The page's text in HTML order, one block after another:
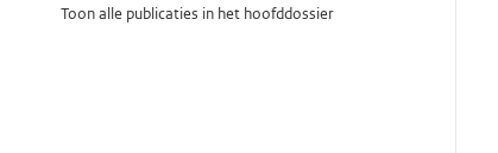
Toon alle publicaties in het hoofddossier